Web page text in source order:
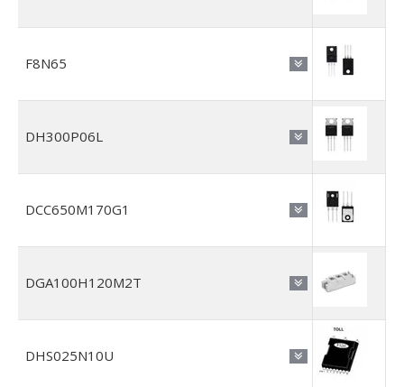
F8N65
DH300P06L
DCC650M170G1
DGA100H120M2T
DHS025N10U